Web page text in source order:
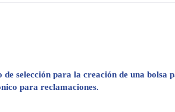
una bolsa para
de selección para la creación de una
para reclamaciones.